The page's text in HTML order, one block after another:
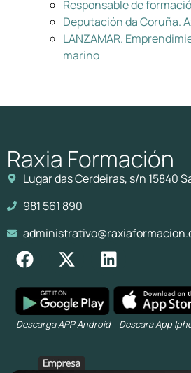
Responsable de
Deputación da Coruña.
LANZAMAR.
marino
Raxia Formación
Lugar das Cerdeiras, s/n 15840
981 561 890
Descarga APP Android Descara App